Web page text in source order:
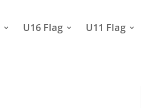
U16 Flag U11 Flag